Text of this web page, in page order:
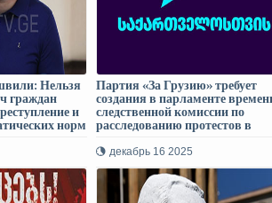
Нельзя
граждан
и
норм
Партия «За Грузию» требует
создания в парламенте
следственной комиссии по
расследованию протестов в
декабрь 16 2025